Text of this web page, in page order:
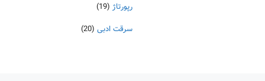
رپورتاژ (19)
سرقت ادبی (20)